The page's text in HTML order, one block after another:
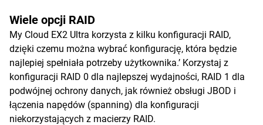
Wiele opcji RAID
My Cloud EX2 Ultra korzysta z kilku konfiguracji RAID,
dzięki czemu można wybrać konfigurację, która będzie
najlepiej spełniała potrzeby użytkownika.’ Korzystaj z
konfiguracji RAID 0 dla najlepszej wydajności, RAID 1 dla
podwójnej ochrony danych, jak również obsługi JBOD i
łączenia napędów (spanning) dla konfiguracji
niekorzystających z macierzy RAID.